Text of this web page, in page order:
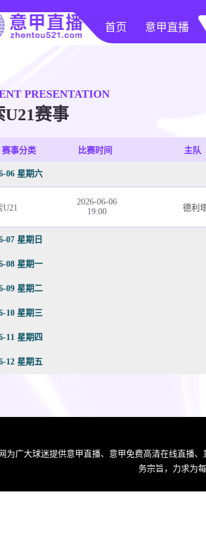
首页 意甲直播
PRESENTATION
U21赛事
赛事分类 比赛时间 主队
06 星期六
U21
2026-06-06
19:00
德利
07 星期日
08 星期一
09 星期二
10 星期三
11 星期四
12 星期五
为广大球迷提供意甲直播、意甲免费高清在线直播
务宗旨，力求为